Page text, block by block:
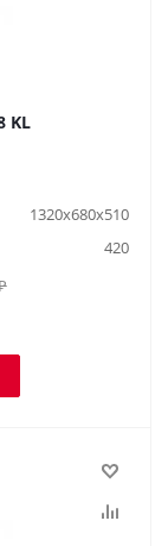
KL
1320х680х510
420